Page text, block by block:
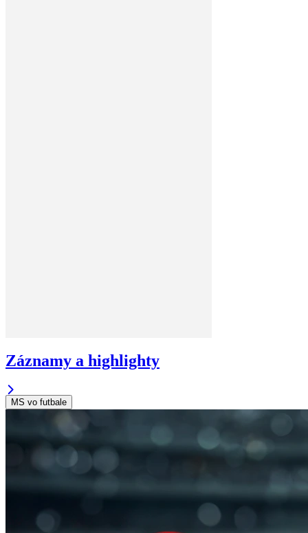
Záznamy a highlighty
MS vo futbale